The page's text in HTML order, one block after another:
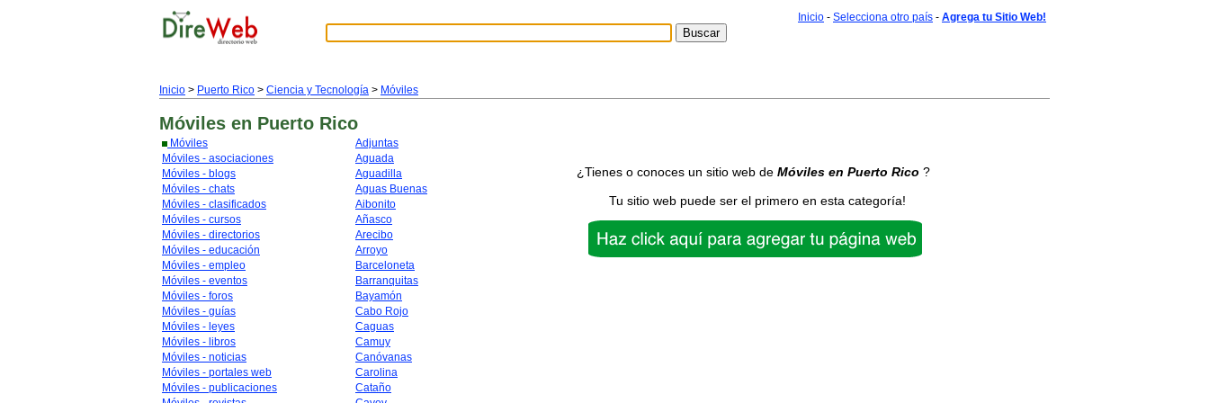
Inicio - Selecciona otro país - Agrega tu Sitio Web!
Inicio > Puerto Rico > Ciencia y Tecnología > Móviles
Móviles en Puerto Rico
Móviles
Móviles - asociaciones
Móviles - blogs
Móviles - chats
Móviles - clasificados
Móviles - cursos
Móviles - directorios
Móviles - educación
Móviles - empleo
Móviles - eventos
Móviles - foros
Móviles - guías
Móviles - leyes
Móviles - libros
Móviles - noticias
Móviles - portales web
Móviles - publicaciones
Adjuntas
Aguada
Aguadilla
Aguas Buenas
Aibonito
Añasco
Arecibo
Arroyo
Barceloneta
Barranquitas
Bayamón
Cabo Rojo
Caguas
Camuy
Canóvanas
Carolina
Cataño
¿Tienes o conoces un sitio web de Móviles en Puerto Rico ?
Tu sitio web puede ser el primero en esta categoría!